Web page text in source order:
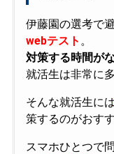
伊藤園の選考で
webテスト 。
対策する時間が
就活生は非常に多
そんな就活生には
策するのがおすす
スマホひとつで